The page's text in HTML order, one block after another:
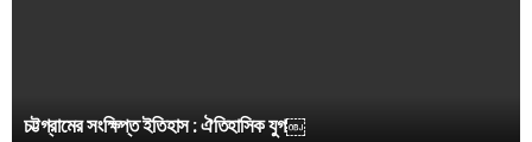
চট্টগ্রামের সংক্ষিপ্ত ইতিহাস : ঐতিহাসিক যুগ￼